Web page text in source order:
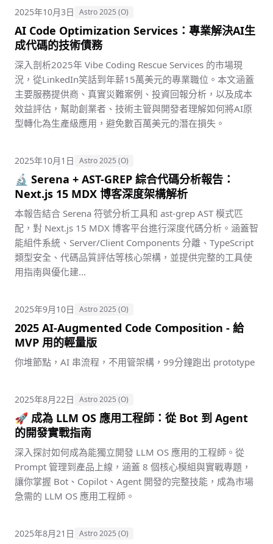
2025年10月3日 Astro 2025 (O)
AI Code Optimization Services：專業解決AI生
成代碼的技術債務
深入剖析2025年 Vibe Coding Rescue Services 的市場現
況，從LinkedIn笑話到年薪15萬美元的專業職位。本文涵蓋
主要服務提供商、真實災難案例、投資回報分析，以及成本
效益評估，幫助創業者、技術主管與開發者理解如何將AI原
型轉化為生產級應用，避免數百萬美元的潛在損失。
2025年10月1日 Astro 2025 (O)
🔬 Serena + AST-GREP 綜合代碼分析報告：
Next.js 15 MDX 博客深度架構解析
本報告結合 Serena 符號分析工具和 ast-grep AST 模式匹
配，對 Next.js 15 MDX 博客平台進行深度代碼分析。涵蓋智
能組件系統、Server/Client Components 分離、TypeScript
類型安全、代碼品質評估等核心架構，並提供完整的工具使
用指南與優化建...
2025年9月10日 Astro 2025 (O)
2025 AI-Augmented Code Composition - 給
MVP 用的輕量版
你堆節點，AI 串流程，不用管架構，99分鐘跑出 prototype
2025年8月22日 Astro 2025 (O)
🚀 成為 LLM OS 應用工程師：從 Bot 到 Agent
的開發實戰指南
深入探討如何成為能獨立開發 LLM OS 應用的工程師。從
Prompt 管理到產品上線，涵蓋 8 個核心模組與實戰專題，
讓你掌握 Bot、Copilot、Agent 開發的完整技能，成為市場
急需的 LLM OS 應用工程師。
2025年8月21日 Astro 2025 (O)